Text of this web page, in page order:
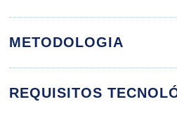
Aspectos Gerais do
10h
METODOLOGIA
REQUISITOS